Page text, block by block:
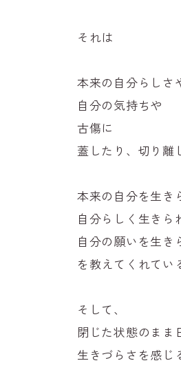
それは
本来の自分らしさ
自分の気持ちや
古傷に
蓋したり、切り離
本来の自分を生き
自分らしく生きら
自分の願いを生き
を教えてくれてい
そして、
閉じた状態のまま
生きづらさを感じ